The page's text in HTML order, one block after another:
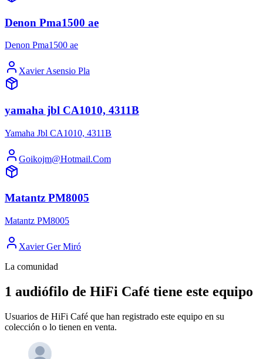
Denon Pma1500 ae
Denon Pma1500 ae
Xavier Asensio Pla
yamaha jbl CA1010, 4311B
Yamaha Jbl CA1010, 4311B
Goikojm@Hotmail.Com
Matantz PM8005
Matantz PM8005
Xavier Ger Miró
La comunidad
1 audiófilo de HiFi Café tiene este equipo
Usuarios de HiFi Café que han registrado este equipo en su
colección o lo tienen en venta.